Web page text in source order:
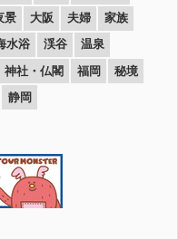
景 大阪 夫婦
家族
水浴 渓谷
温泉
神社・仏閣 福岡
秘境
静岡